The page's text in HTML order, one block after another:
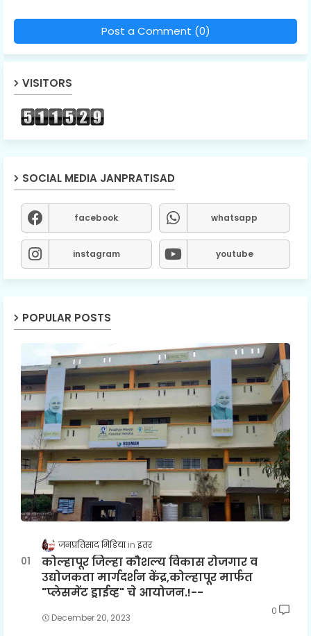
Post a Comment (0)
VISITORS
SOCIAL MEDIA JANPRATISAD
facebook whatsapp
instagram youtube
POPULAR POSTS
जनप्रतिसाद मिडिया इतर
कोल्हापूर जिल्हा कौशल्य विकास रोजगार व
उद्योजकता मार्गदर्शन केंद्र,कोल्हापूर मार्फत
"प्लेसमेंट ड्राईव्ह" चे आयोजन.!--
December 20, 2023
0